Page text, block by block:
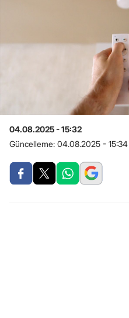
04.08.2025 - 15:32
Güncelleme: 04.08.2025 - 15:34